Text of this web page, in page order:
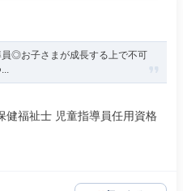
員◎お子さまが成長する上で不可
健福祉士 児童指導員任用資格